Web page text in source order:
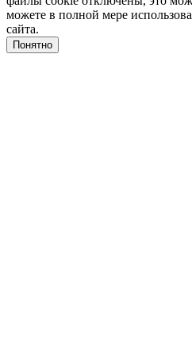
можете в полной мере
сайта.
Понятно